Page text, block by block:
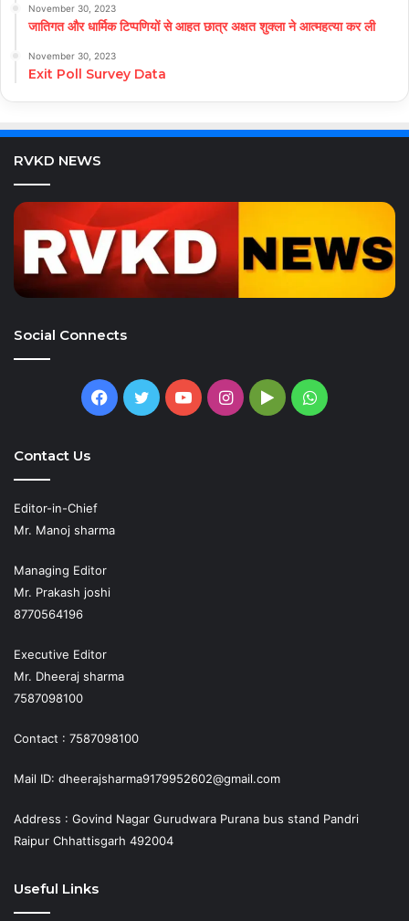
November 30, 2023
जातिगत और धार्मिक टिप्पणियों से आहत छात्र अक्षत शुक्ला ने आत्महत्या कर ली
November 30, 2023
Exit Poll Survey Data
RVKD NEWS
Social Connects
Facebook
TwitterYouTubeInstagram
GoogleWhatsApp
Contact Us
Editor-in-Chief
Mr. Manoj sharma
Managing Editor
Mr. Prakash joshi
8770564196
Executive Editor
Mr. Dheeraj sharma
7587098100
Contact : 7587098100
Mail ID: dheerajsharma9179952602@gmail.com
Address : Govind Nagar Gurudwara Purana bus stand Pandri
Raipur Chhattisgarh 492004
Useful Links